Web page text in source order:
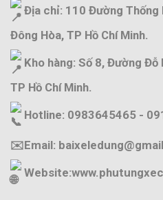
Địa chỉ: 110 Đường Thống
Đông Hòa, TP Hồ Chí Minh.
Kho hàng: Số 8, Đường
TP Hồ Chí Minh.
Hotline: 0983645465 -
✉️Email:
Website: